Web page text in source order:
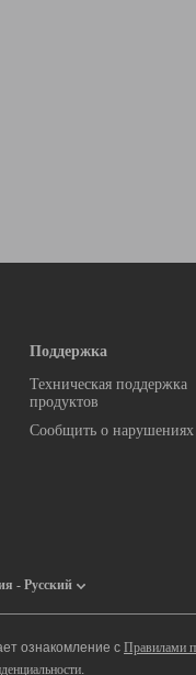
Поддержка
Техническая поддержка
продуктов
Сообщить о нарушениях
- Русский
ознакомление с Правилами
.